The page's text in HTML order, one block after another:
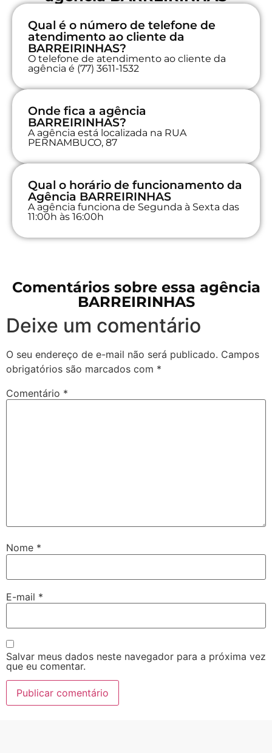
Qual é o número de telefone de
atendimento ao cliente da
BARREIRINHAS?
O telefone de atendimento ao cliente da
agência é (77) 3611-1532
Onde fica a agência
BARREIRINHAS?
A agência está localizada na RUA
PERNAMBUCO, 87
Qual o horário de funcionamento da
Agência BARREIRINHAS
A agência funciona de Segunda à Sexta das
11:00h às 16:00h
Comentários sobre essa agência
BARREIRINHAS
Deixe um comentário
O seu endereço de e-mail não será publicado. Campos
obrigatórios são marcados com *
Comentário *
Nome *
E-mail *
Salvar meus dados neste navegador para a próxima vez
que eu comentar.